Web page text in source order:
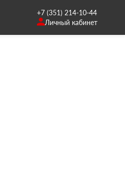
+7 (351) 214-10-44
Личный кабинет